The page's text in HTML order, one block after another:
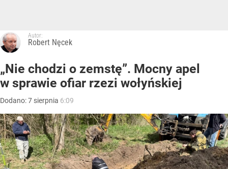
Autor:
Robert Nęcek
„Nie chodzi o zemstę”. Mocny apel
w sprawie ofiar rzezi wołyńskiej
Dodano:7 sierpnia 6:09